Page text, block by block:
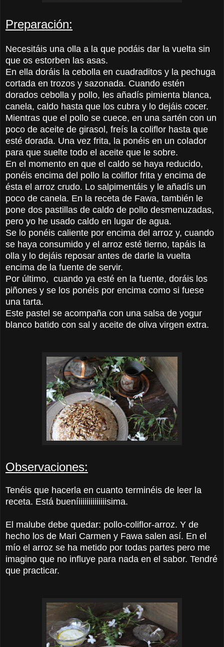
Preparación:
Necesitáis una olla a la que podáis dar la vuelta sin
que os estorben las asas.
En ella doráis la cebolla en cuadraditos y la pechuga
cortada en trozos y sazonada. Cuando estén
dorados cebolla y pollo, les añadís pimienta blanca,
canela, caldo hasta que los cubra y lo dejáis cocer.
Mientras que el pollo se cuece, en una sartén con un
poco de aceite de girasol, freís la coliflor hasta que
esté dorada. Una vez frita, la ponéis en un colador
para que suelte todo el aceite que le sobre.
En el momento en que el caldo se haya reducido,
ponéis encima del pollo la coliflor frita y encima de
ésta el arroz crudo. Lo salpimentáis y le añadís un
poco de canela. En la receta de Fawa, también le
pone dos pastillas de caldo de pollo desmenuzadas,
pero yo he usado caldo en lugar de agua.
Se lo ponéis caliente por encima del arroz y, cuando
se haya consumido y el arroz esté tierno, tapáis la
olla y lo dejáis reposar antes de darle la vuelta
encima de la fuente de servir.
Por último, cuando ya esté en la fuente, doráis los
piñones y se los ponéis por encima como si fuese
una tarta.
Este pastel se acompaña con una salsa de yogur
blanco batido con sal y aceite de oliva virgen extra.
Observaciones:
Tenéis que hacerla en cuanto terminéis de leer la
receta. Está bueníiiiiiiiiiiiiiisima.
El malube debe quedar: pollo-coliflor-arroz. Y de
hecho los de Mari Carmen y Fawa salen así. En el
mío el arroz se ha metido por todas partes pero me
imagino que no influye para nada en el sabor. Tendré
que practicar.